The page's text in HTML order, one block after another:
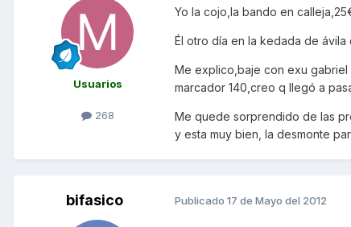
Usuarios
268
Yo la cojo,la bando en
Él otro día en la kedada de
Me explico,baje con exu
marcador 140,creo q llegó a
Me quede sorprendido de las
y esta muy bien, la desmonte
bifasico Publicado 17 de Mayo del 2012